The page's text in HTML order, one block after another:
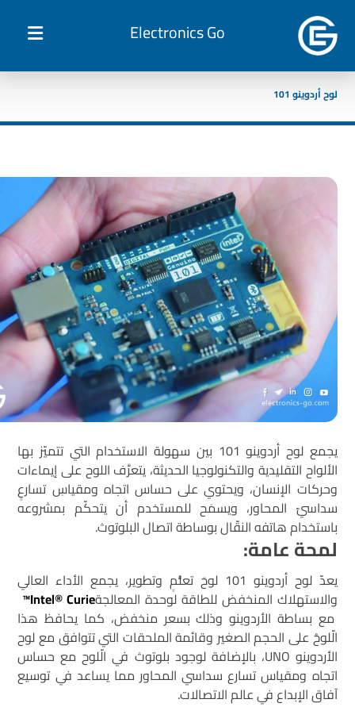
Electronics Go
لوح أردوينو 101
يجمع لوح أردوينو 101 بين سهولة الاستخدام التي تتميّز بها
الألواح التقليدية والتكنولوجيا الحديثة، يتعرَّف اللوح على إيماءات
وحركات الإنسان، ويحتوي على حساس اتجاه ومقياسِ تسارعٍ
سداسيّ المحاور، ويسمَح للمستخدم أن يتحكّم بمشروعه
باستخدام هاتفه النقّال بوساطة اتصال البلوتوث.
لمحة عامة:
يعدّ لوح أردوينو 101 لوحَ تعلُّمٍ وتطوير، يجمع الأداء العالي
والاستهلاك المنخفض للطاقة لوحدة المعالجةIntel® Curie™
مع بساطة الأردوينو وذلك بسعر منخفض، كما يحافظ هذا
الّلوحُ على الحجم الصغير وقائمة الملحقات التي تتوافق مع لوح
الأردوينو UNO، بالإضافة لوجود بلوتوث في الّلوح مع حساس
اتجاه ومقياس تسارع سداسي المحاور مما يساعد في توسيع
آفاق الإبداع في عالم الاتصالات.